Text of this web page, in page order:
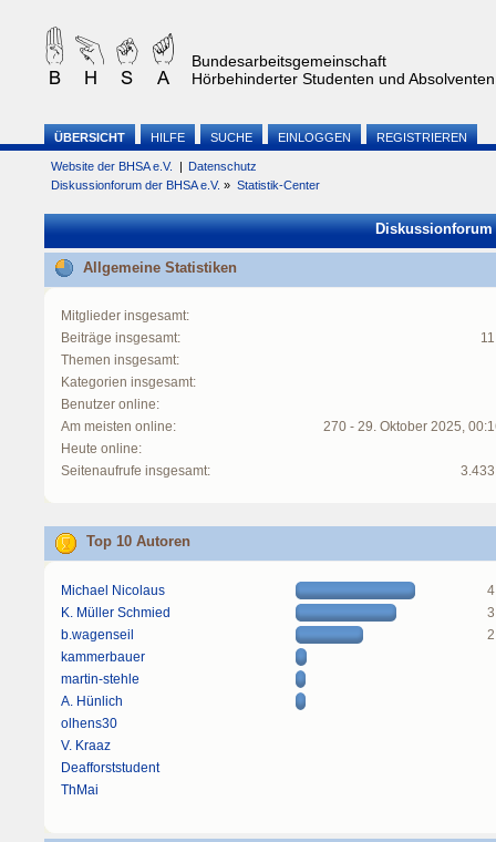
Bundesarbeitsgemeinschaft
Hörbehinderter Studenten und
ÜBERSICHT HILFE SUCHE EINLOGGEN REGISTRIEREN
Website der BHSA e.V. | Datenschutz
Diskussionforum der BHSA e.V. » Statistik-Center
Diskussionforum
Allgemeine Statistiken
Mitglieder insgesamt:
Beiträge insgesamt:
Themen insgesamt:
Kategorien insgesamt:
Benutzer online:
Am meisten online:
270 - 29. Oktober 2025,
Heute online:
Seitenaufrufe insgesamt:
Top 10 Autoren
Michael Nicolaus
K. Müller Schmied
b.wagenseil
kammerbauer
martin-stehle
A. Hünlich
olhens30
V. Kraaz
Deafforststudent
ThMai